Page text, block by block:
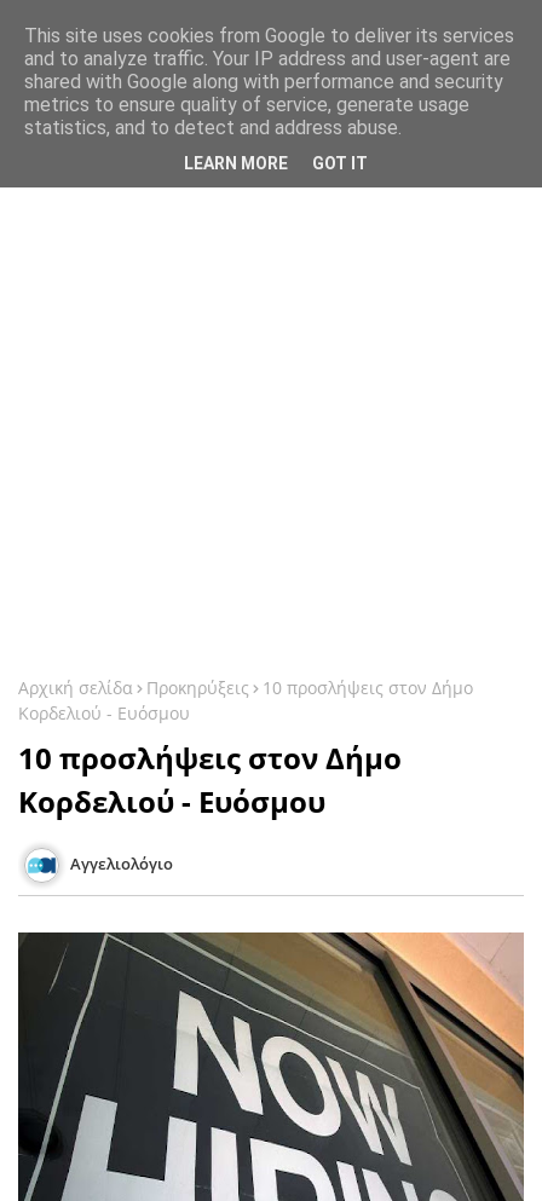
Αρχική σελίδα Προκηρύξεις
10 προσλήψεις στον Δήμο
Κορδελιού - Ευόσμου
10 προσλήψεις στον Δήμο
Κορδελιού - Ευόσμου
Αγγελιολόγιο
This site uses cookies from Google to deliver its services
and to analyze traffic. Your IP address and user-agent are
shared with Google along with performance and security
metrics to ensure quality of service, generate usage
statistics, and to detect and address abuse.
LEARN MORE GOT IT